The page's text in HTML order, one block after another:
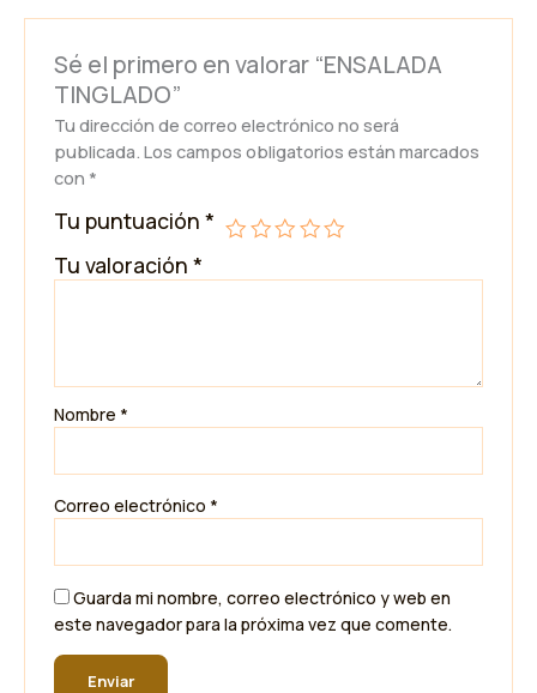
Sé el primero en valorar “ENSALADA
TINGLADO”
Tu dirección de correo electrónico no será
publicada. Los campos obligatorios están marcados
con *
Tu puntuación*
Tu valoración*
Nombre *
Correo electrónico *
Guarda mi nombre, correo electrónico y web en
este navegador para la próxima vez que comente.